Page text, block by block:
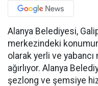
Alanya Belediyesi,
merkezindeki
olarak yerli ve
ağırlıyor. Alanya
şezlong ve şemsiye